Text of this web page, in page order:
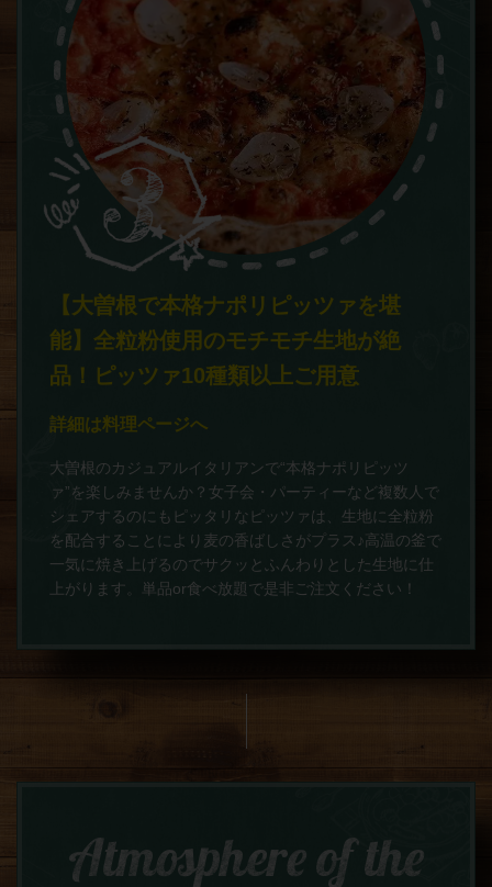
【大曽根で本格ナポリピッツァを堪
能】全粒粉使用のモチモチ生地が絶
品！ピッツァ10種類以上ご用意
詳細は料理ページへ
大曽根のカジュアルイタリアンで“本格ナポリピッツ
ァ”を楽しみませんか？女子会・パーティーなど複数人で
シェアするのにもピッタリなピッツァは、生地に全粒粉
を配合することにより麦の香ばしさがプラス♪高温の釜で
一気に焼き上げるのでサクッとふんわりとした生地に仕
上がります。単品or食べ放題で是非ご注文ください！
Atmosphere of the